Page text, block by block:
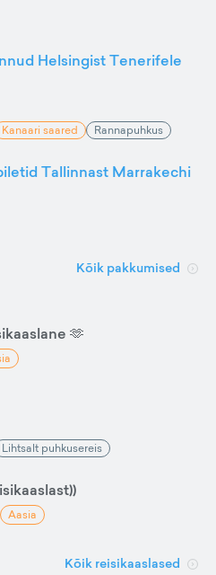
Helsingist Tenerifele
Kanaari saared Rannapuhkus
Tallinnast Marrakechi
Kõik pakkumised
🫶
Lihtsalt puhkusereis
Aasia
Kõik reisikaaslased